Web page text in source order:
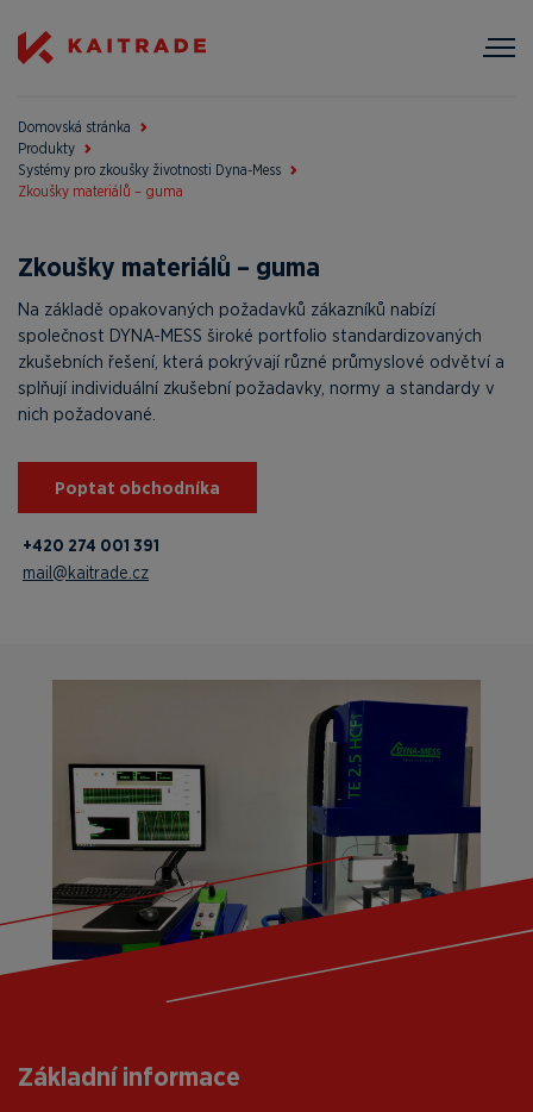
Domovská stránka
Produkty
Systémy pro zkoušky životnosti Dyna-Mess
Zkoušky materiálů – guma
Zkoušky materiálů – guma
Na základě opakovaných požadavků zákazníků nabízí
společnost DYNA-MESS široké portfolio standardizovaných
zkušebních řešení, která pokrývají různé průmyslové odvětví a
splňují individuální zkušební požadavky, normy a standardy v
nich požadované.
Poptat obchodníka
+420 274 001 391
mail@kaitrade.cz
Základní informace